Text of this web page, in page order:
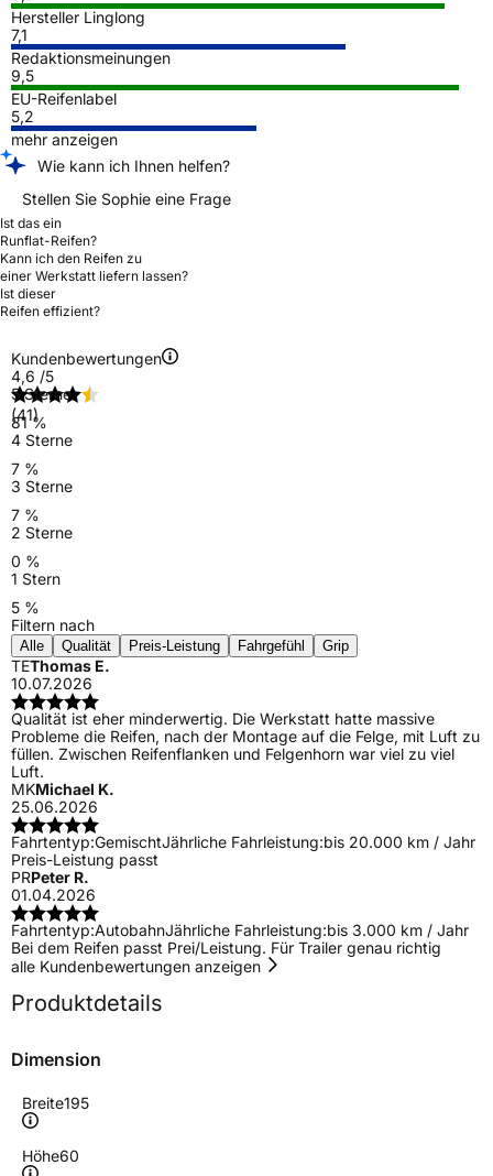
Hersteller Linglong
7,1
Redaktionsmeinungen
9,5
EU-Reifenlabel
5,2
mehr anzeigen
Wie kann ich Ihnen helfen?
Stellen Sie Sophie eine Frage
Ist das ein
Runflat-Reifen?
Kann ich den Reifen zu
einer Werkstatt liefern lassen?
Ist dieser
Reifen effizient?
Kundenbewertungen
4,6 /5
(41)
5 Sterne
81 %
4 Sterne
7 %
3 Sterne
7 %
2 Sterne
0 %
1 Stern
5 %
Filtern nach
Alle Qualität Preis-Leistung Fahrgefühl Grip
TEThomas E.
10.07.2026
Qualität ist eher minderwertig. Die Werkstatt hatte massive
Probleme die Reifen, nach der Montage auf die Felge, mit Luft zu
füllen. Zwischen Reifenflanken und Felgenhorn war viel zu viel
Luft.
MKMichael K.
25.06.2026
Fahrtentyp:GemischtJährliche Fahrleistung:bis 20.000 km / Jahr
Preis-Leistung passt
PRPeter R.
01.04.2026
Fahrtentyp:AutobahnJährliche Fahrleistung:bis 3.000 km / Jahr
Bei dem Reifen passt Prei/Leistung. Für Trailer genau richtig
alle Kundenbewertungen anzeigen
Produktdetails
Dimension
Breite195
Höhe60